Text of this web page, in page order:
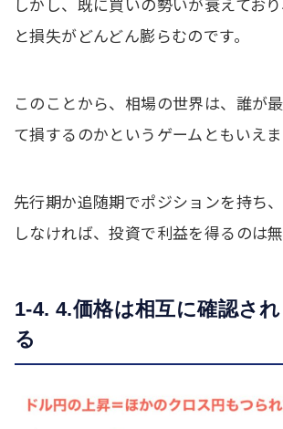
と損失がどんどん膨らむのです。
このことから、相場の世界は、誰が
て損するのかというゲームともいえま
先行期か追随期でポジションを持ち
しなければ、投資で利益を得るのは無
1-4. 4.価格は相互に確認さ
る